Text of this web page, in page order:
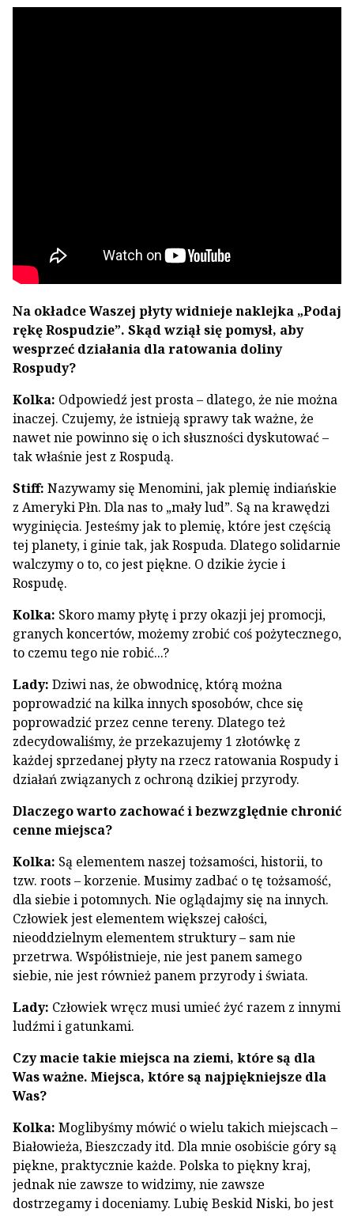
Na okładce Waszej płyty widnieje naklejka „Podaj
rękę Rospudzie”. Skąd wziął się pomysł, aby
wesprzeć działania dla ratowania doliny
Rospudy?
Kolka: Odpowiedź jest prosta – dlatego, że nie można
inaczej. Czujemy, że istnieją sprawy tak ważne, że
nawet nie powinno się o ich słuszności dyskutować –
tak właśnie jest z Rospudą.
Stiff: Nazywamy się Menomini, jak plemię indiańskie
z Ameryki Płn. Dla nas to „mały lud”. Są na krawędzi
wyginięcia. Jesteśmy jak to plemię, które jest częścią
tej planety, i ginie tak, jak Rospuda. Dlatego solidarnie
walczymy o to, co jest piękne. O dzikie życie i
Rospudę.
Kolka: Skoro mamy płytę i przy okazji jej promocji,
granych koncertów, możemy zrobić coś pożytecznego,
to czemu tego nie robić...?
Lady: Dziwi nas, że obwodnicę, którą można
poprowadzić na kilka innych sposobów, chce się
poprowadzić przez cenne tereny. Dlatego też
zdecydowaliśmy, że przekazujemy 1 złotówkę z
każdej sprzedanej płyty na rzecz ratowania Rospudy i
działań związanych z ochroną dzikiej przyrody.
Dlaczego warto zachować i bezwzględnie chronić
cenne miejsca?
Kolka: Są elementem naszej tożsamości, historii, to
tzw. roots – korzenie. Musimy zadbać o tę tożsamość,
dla siebie i potomnych. Nie oglądajmy się na innych.
Człowiek jest elementem większej całości,
nieoddzielnym elementem struktury – sam nie
przetrwa. Współistnieje, nie jest panem samego
siebie, nie jest również panem przyrody i świata.
Lady: Człowiek wręcz musi umieć żyć razem z innymi
ludźmi i gatunkami.
Czy macie takie miejsca na ziemi, które są dla
Was ważne. Miejsca, które są najpiękniejsze dla
Was?
Kolka: Moglibyśmy mówić o wielu takich miejscach –
Białowieża, Bieszczady itd. Dla mnie osobiście góry są
piękne, praktycznie każde. Polska to piękny kraj,
jednak nie zawsze to widzimy, nie zawsze
dostrzegamy i doceniamy. Lubię Beskid Niski, bo jest